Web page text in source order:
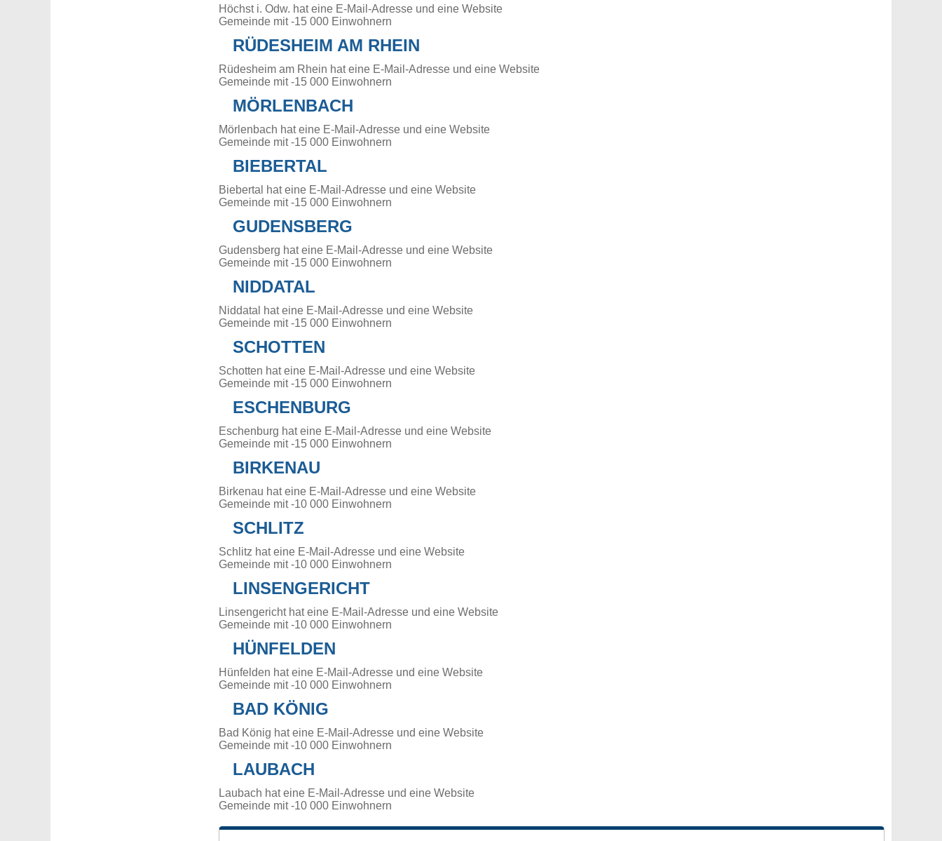
Höchst i. Odw. hat eine E-Mail-Adresse und eine Website
Gemeinde mit -15 000 Einwohnern
RÜDESHEIM AM RHEIN
Rüdesheim am Rhein hat eine E-Mail-Adresse und eine Website
Gemeinde mit -15 000 Einwohnern
MÖRLENBACH
Mörlenbach hat eine E-Mail-Adresse und eine Website
Gemeinde mit -15 000 Einwohnern
BIEBERTAL
Biebertal hat eine E-Mail-Adresse und eine Website
Gemeinde mit -15 000 Einwohnern
GUDENSBERG
Gudensberg hat eine E-Mail-Adresse und eine Website
Gemeinde mit -15 000 Einwohnern
NIDDATAL
Niddatal hat eine E-Mail-Adresse und eine Website
Gemeinde mit -15 000 Einwohnern
SCHOTTEN
Schotten hat eine E-Mail-Adresse und eine Website
Gemeinde mit -15 000 Einwohnern
ESCHENBURG
Eschenburg hat eine E-Mail-Adresse und eine Website
Gemeinde mit -15 000 Einwohnern
BIRKENAU
Birkenau hat eine E-Mail-Adresse und eine Website
Gemeinde mit -10 000 Einwohnern
SCHLITZ
Schlitz hat eine E-Mail-Adresse und eine Website
Gemeinde mit -10 000 Einwohnern
LINSENGERICHT
Linsengericht hat eine E-Mail-Adresse und eine Website
Gemeinde mit -10 000 Einwohnern
HÜNFELDEN
Hünfelden hat eine E-Mail-Adresse und eine Website
Gemeinde mit -10 000 Einwohnern
BAD KÖNIG
Bad König hat eine E-Mail-Adresse und eine Website
Gemeinde mit -10 000 Einwohnern
LAUBACH
Laubach hat eine E-Mail-Adresse und eine Website
Gemeinde mit -10 000 Einwohnern